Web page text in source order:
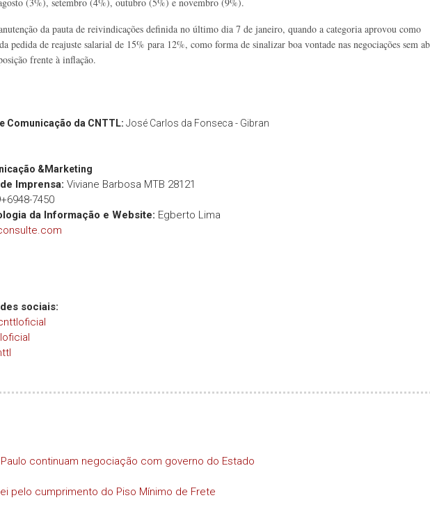
da pauta de reivindicações definida no último dia 7 de janeiro, quando a categoria aprovou como
pedida de reajuste salarial de 15% para 12%, como forma de sinalizar boa vontade nas negociações sem
frente à inflação.
Comunicação da CNTTL: José Carlos da Fonseca - Gibran
&Marketing
Imprensa: Viviane Barbosa MTB 28121
7450
da Informação e Website: Egberto Lima
sociais:
continuam negociação com governo do Estado
pelo cumprimento do Piso Mínimo de Frete